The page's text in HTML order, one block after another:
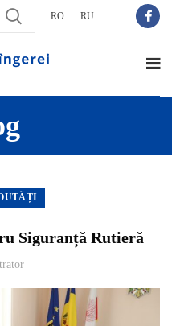
RO RU
Siguranță Rutieră